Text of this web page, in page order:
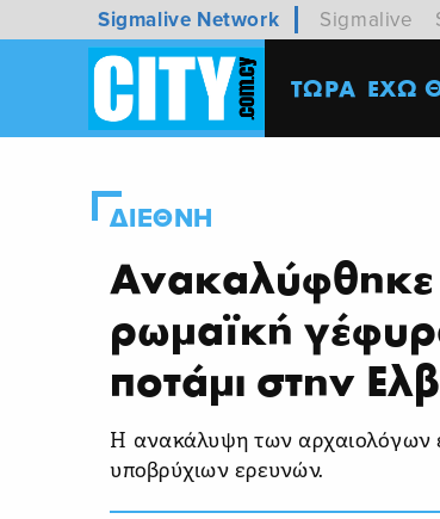
Sigmalive Network Sigmalive
ΤΩΡΑ ΕΧΩ
ΔΙΕΘΝΗ
Ανακαλύφθηκε
ρωμαϊκή
ποτάμι στην
Η ανακάλυψη των αρχαιολόγων
υποβρύχιων ερευνών.